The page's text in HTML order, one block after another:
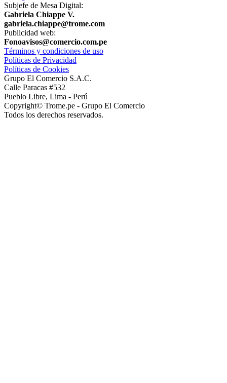
Subjefe de Mesa Digital:
Gabriela Chiappe V.
gabriela.chiappe@trome.com
Publicidad web:
Fonoavisos@comercio.com.pe
Términos y condiciones de uso
Políticas de Privacidad
Políticas de Cookies
Grupo El Comercio S.A.C.
Calle Paracas #532
Pueblo Libre, Lima - Perú
Copyright© Trome.pe - Grupo El Comercio
Todos los derechos reservados.